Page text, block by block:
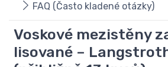
FAQ (Často kladené otázky)
Voskové mezistěny
lisované –